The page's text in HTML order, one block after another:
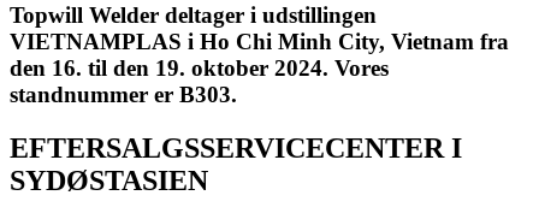
Topwill Welder deltager i udstillingen
VIETNAMPLAS i Ho Chi Minh City, Vietnam fra
den 16. til den 19. oktober 2024. Vores
standnummer er B303.
EFTERSALGSSERVICECENTER I
SYDØSTASIEN